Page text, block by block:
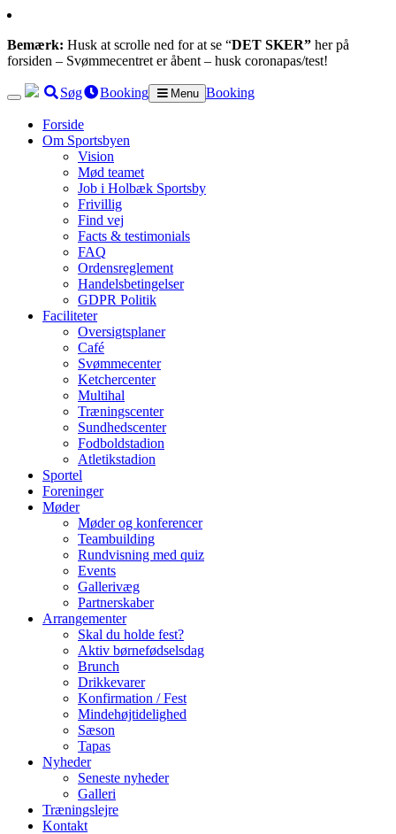
Bemærk: Husk at scrolle ned for at se “DET SKER” her på
forsiden – Svømmecentret er åbent – husk coronapas/test!
Søg Booking Menu Booking
Forside
Om Sportsbyen
Vision
Mød teamet
Job i Holbæk Sportsby
Frivillig
Find vej
Facts & testimonials
FAQ
Ordensreglement
Handelsbetingelser
GDPR Politik
Faciliteter
Oversigtsplaner
Café
Svømmecenter
Ketchercenter
Multihal
Træningscenter
Sundhedscenter
Fodboldstadion
Atletikstadion
Sportel
Foreninger
Møder
Møder og konferencer
Teambuilding
Rundvisning med quiz
Events
Gallerivæg
Partnerskaber
Arrangementer
Skal du holde fest?
Aktiv børnefødselsdag
Brunch
Drikkevarer
Konfirmation / Fest
Mindehøjtidelighed
Sæson
Tapas
Nyheder
Seneste nyheder
Galleri
Træningslejre
Kontakt